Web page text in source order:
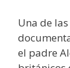
Una de
el padre